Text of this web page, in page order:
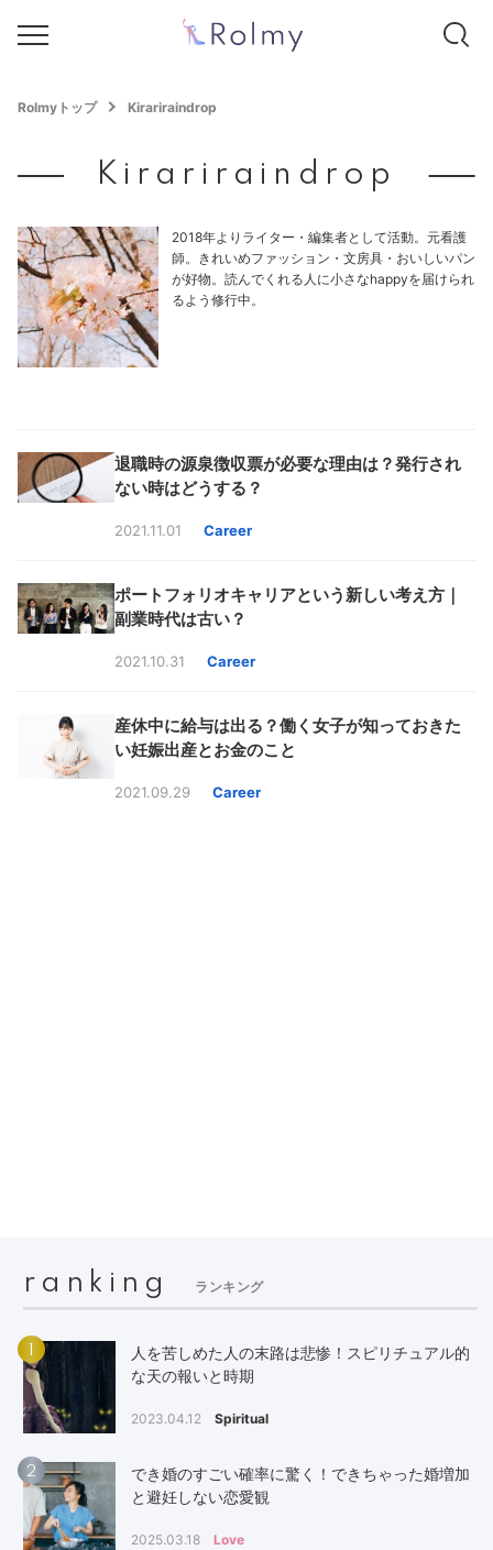
Rolmyトップ Kirariraindrop
Kirariraindrop
2018年よりライター・編集者として活動。元看護
師。きれいめファッション・文房具・おいしいパン
が好物。読んでくれる人に小さなhappyを届けられ
るよう修行中。
退職時の源泉徴収票が必要な理由は？発行され
ない時はどうする？
2021.11.01 Career
ポートフォリオキャリアという新しい考え方｜
副業時代は古い？
2021.10.31 Career
産休中に給与は出る？働く女子が知っておきた
い妊娠出産とお金のこと
2021.09.29 Career
ranking ランキング
人を苦しめた人の末路は悲惨！スピリチュアル的
な天の報いと時期
2023.04.12 Spiritual
2
でき婚のすごい確率に驚く！できちゃった婚増加
と避妊しない恋愛観
2025.03.18 Love